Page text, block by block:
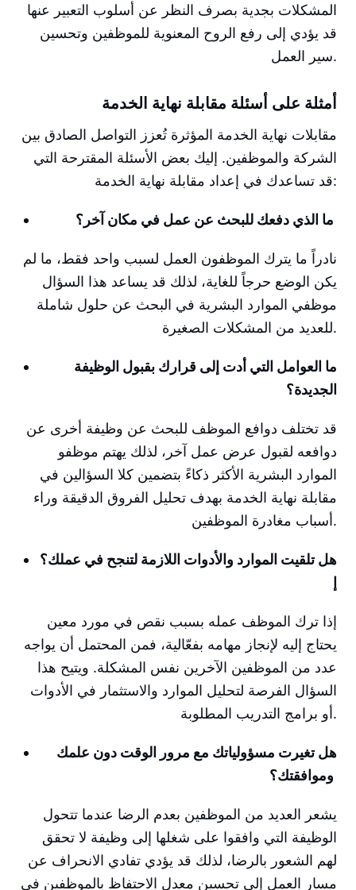
المشكلات بجدية بصرف النظر عن أسلوب التعبير عنها
قد يؤدي إلى رفع الروح المعنوية للموظفين وتحسين
سير العمل.
أمثلة على أسئلة مقابلة نهاية الخدمة
مقابلات نهاية الخدمة المؤثرة تُعزز التواصل الصادق بين
الشركة والموظفين. إليك بعض الأسئلة المقترحة التي
قد تساعدك في إعداد مقابلة نهاية الخدمة:
نادراً ما يترك الموظفون العمل لسبب واحد فقط، ما لم
يكن الوضع حرجاً للغاية، لذلك قد يساعد هذا السؤال
موظفي الموارد البشرية في البحث عن حلول شاملة
للعديد من المشكلات الصغيرة.
ما العوامل التي أدت إلى قرارك بقبول الوظيفة
الجديدة؟
دوافعه لقبول عرض عمل آخر، لذلك يهتم موظفو
الموارد البشرية الأكثر ذكاءً بتضمين كلا السؤالين في
مقابلة نهاية الخدمة بهدف تحليل الفروق الدقيقة وراء
أسباب مغادرة الموظفين.
هل تلقيت الموارد والأدوات اللازمة لتنجح في عملك؟
إ
إذا ترك الموظف عمله بسبب نقص في مورد معين
يحتاج إليه لإنجاز مهامه بفعّالية، فمن المحتمل أن يواجه
عدد من الموظفين الآخرين نفس المشكلة. ويتيح هذا
السؤال الفرصة لتحليل الموارد والاستثمار في الأدوات
أو برامج التدريب المطلوبة.
هل تغيرت مسؤولياتك مع مرور الوقت دون علمك
يشعر العديد من الموظفين بعدم الرضا عندما تتحول
الوظيفة التي وافقوا على شغلها إلى وظيفة لا تحقق
لهم الشعور بالرضا، لذلك قد يؤدي تفادي الانحراف عن
مسار العمل إلى تحسين معدل الاحتفاظ بالموظفين في